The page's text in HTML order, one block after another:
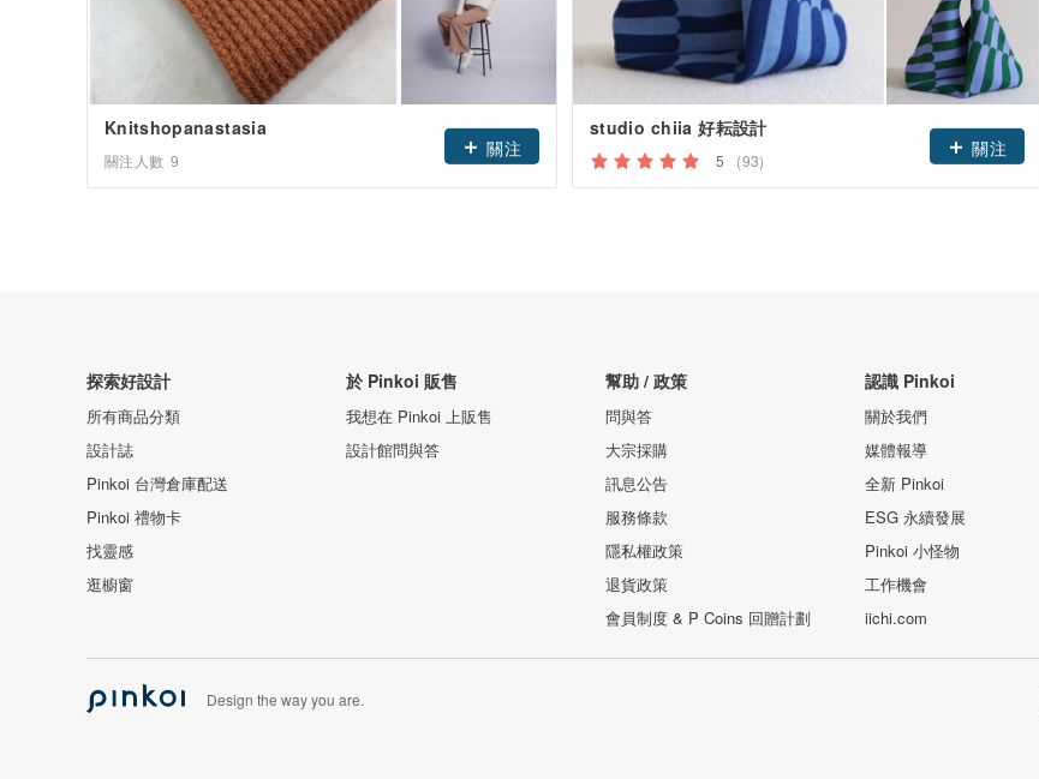
Knitshopanastasia
關注人數 9
關注
studio chiia 好耘設計
5 (93)
關注
探索好設計
所有商品分類
設計誌
Pinkoi 台灣倉庫配送
Pinkoi 禮物卡
找靈感
逛櫥窗
於 Pinkoi 販售
我想在 Pinkoi 上販售
設計館問與答
幫助 / 政策
問與答
大宗採購
訊息公告
服務條款
隱私權政策
退貨政策
會員制度 & P Coins 回贈計劃
認識 Pinkoi
關於我們
媒體報導
全新 Pinkoi
ESG 永續發展
Pinkoi 小怪物
工作機會
iichi.com
Design the way you are.